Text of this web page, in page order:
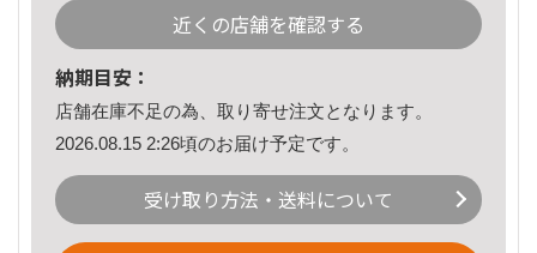
近くの店舗を確認する
納期目安：
店舗在庫不足の為、取り寄せ注文となります。
2026.08.15 2:26頃のお届け予定です。
受け取り方法・送料について